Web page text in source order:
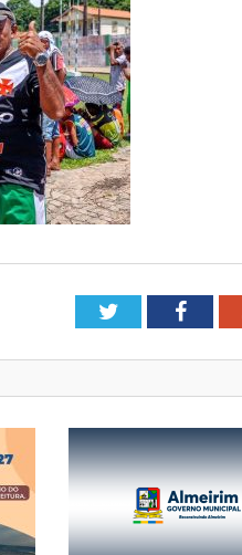
Twitter